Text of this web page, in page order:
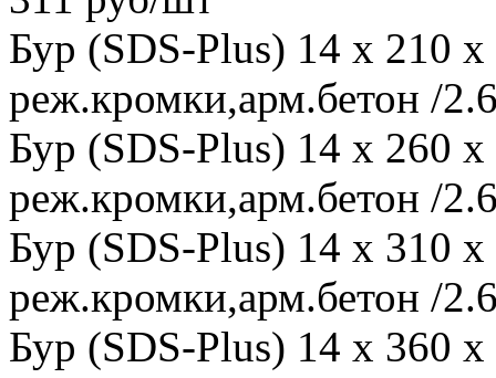
Бур (SDS-Plus) 14 x 210
реж.кромки,арм.бетон /
Бур (SDS-Plus) 14 x 260
реж.кромки,арм.бетон /
Бур (SDS-Plus) 14 x 310
реж.кромки,арм.бетон /
Бур (SDS-Plus) 14 x 360